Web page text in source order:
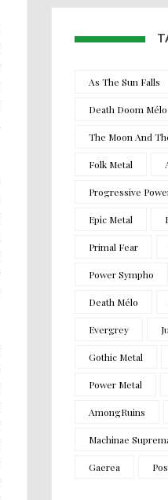
As The Sun Falls
Death Doom Mélo
The Moon And
Folk Metal
Progressive
Epic Metal
Primal Fear
Power Sympho
Death Mélo
Evergrey
Gothic Metal
Power Metal
AmongRuins
Machinae
Gaerea